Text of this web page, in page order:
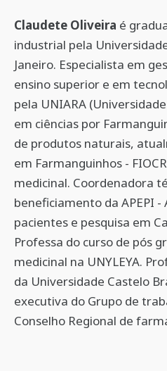
Claudete Oliveira é
industrial pela
Janeiro. Especialista em
ensino superior e em
pela UNIARA
em ciências por
de produtos naturais,
em Farmanguinhos -
medicinal. Coordenadora
beneficiamento da APEPI -
pacientes e pesquisa em
Professa do curso de pós
medicinal na UNYLEYA.
da Universidade Castelo
executiva do Grupo de
Conselho Regional de